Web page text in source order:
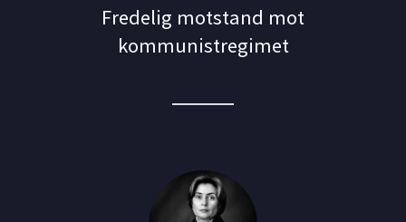
Fredelig motstand mot
kommunistregimet